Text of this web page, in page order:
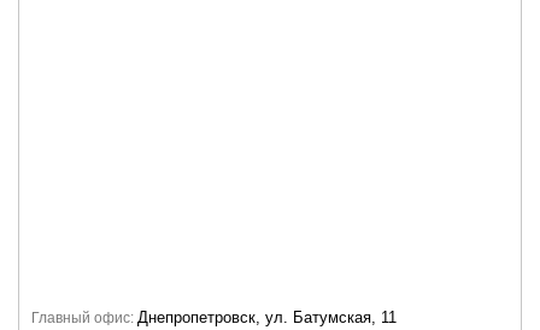
Главный офис: Днепропетровск, ул. Батумская, 11